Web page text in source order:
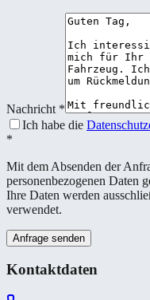
Nachricht *
Ich habe die
*
Mit dem Absenden der
personenbezogenen Daten
Ihre Daten werden
verwendet.
Anfrage senden
Kontaktdaten